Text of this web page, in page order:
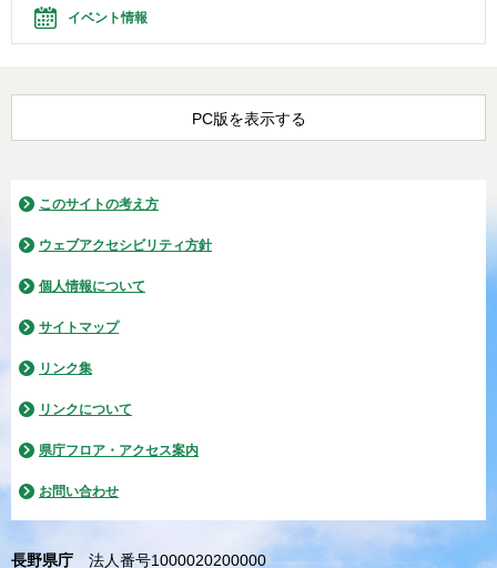
イベント情報
PC版を表示する
このサイトの考え方
ウェブアクセシビリティ方針
個人情報について
サイトマップ
リンク集
リンクについて
県庁フロア・アクセス案内
お問い合わせ
長野県庁 法人番号1000020200000